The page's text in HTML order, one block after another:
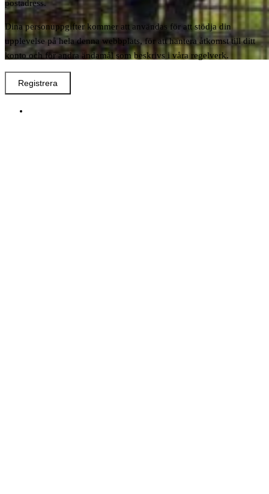
postadress.
Dina personuppgifter kommer att användas för att stödja din
upplevelse på hela denna webbplats, för att hantera åtkomst till ditt
konto och för andra ändamål som beskrivs i våra regelverk.
Registrera